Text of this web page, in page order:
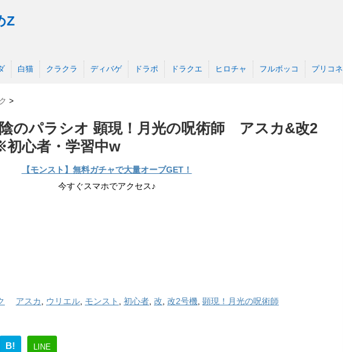
Z
白猫 クラクラ ディバゲ ドラポ ドラクエ ヒロチャ フルボッコ プリコネ
>
陰のパラシオ 顕現！月光の呪術師 アスカ&改2
心者・学習中w
【モンスト】無料ガチャで大量オーブGET！
今すぐスマホでアクセス♪
アスカ ウリエル モンスト 初心者 改 改2号機 顕現！月光の呪術師
B! LINE